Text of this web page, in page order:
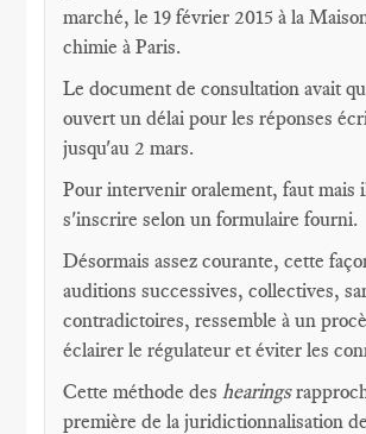
marché, le 19 février 2015 à la
chimie à Paris.
Le document de consultation avait
ouvert un délai pour les réponses
jusqu'au 2 mars.
Pour intervenir oralement, faut mais
s'inscrire selon un formulaire fourni.
Désormais assez courante, cette
auditions successives, collectives,
contradictoires, ressemble à un
éclairer le régulateur et éviter les
Cette méthode deshearings
première de la juridictionnalisation